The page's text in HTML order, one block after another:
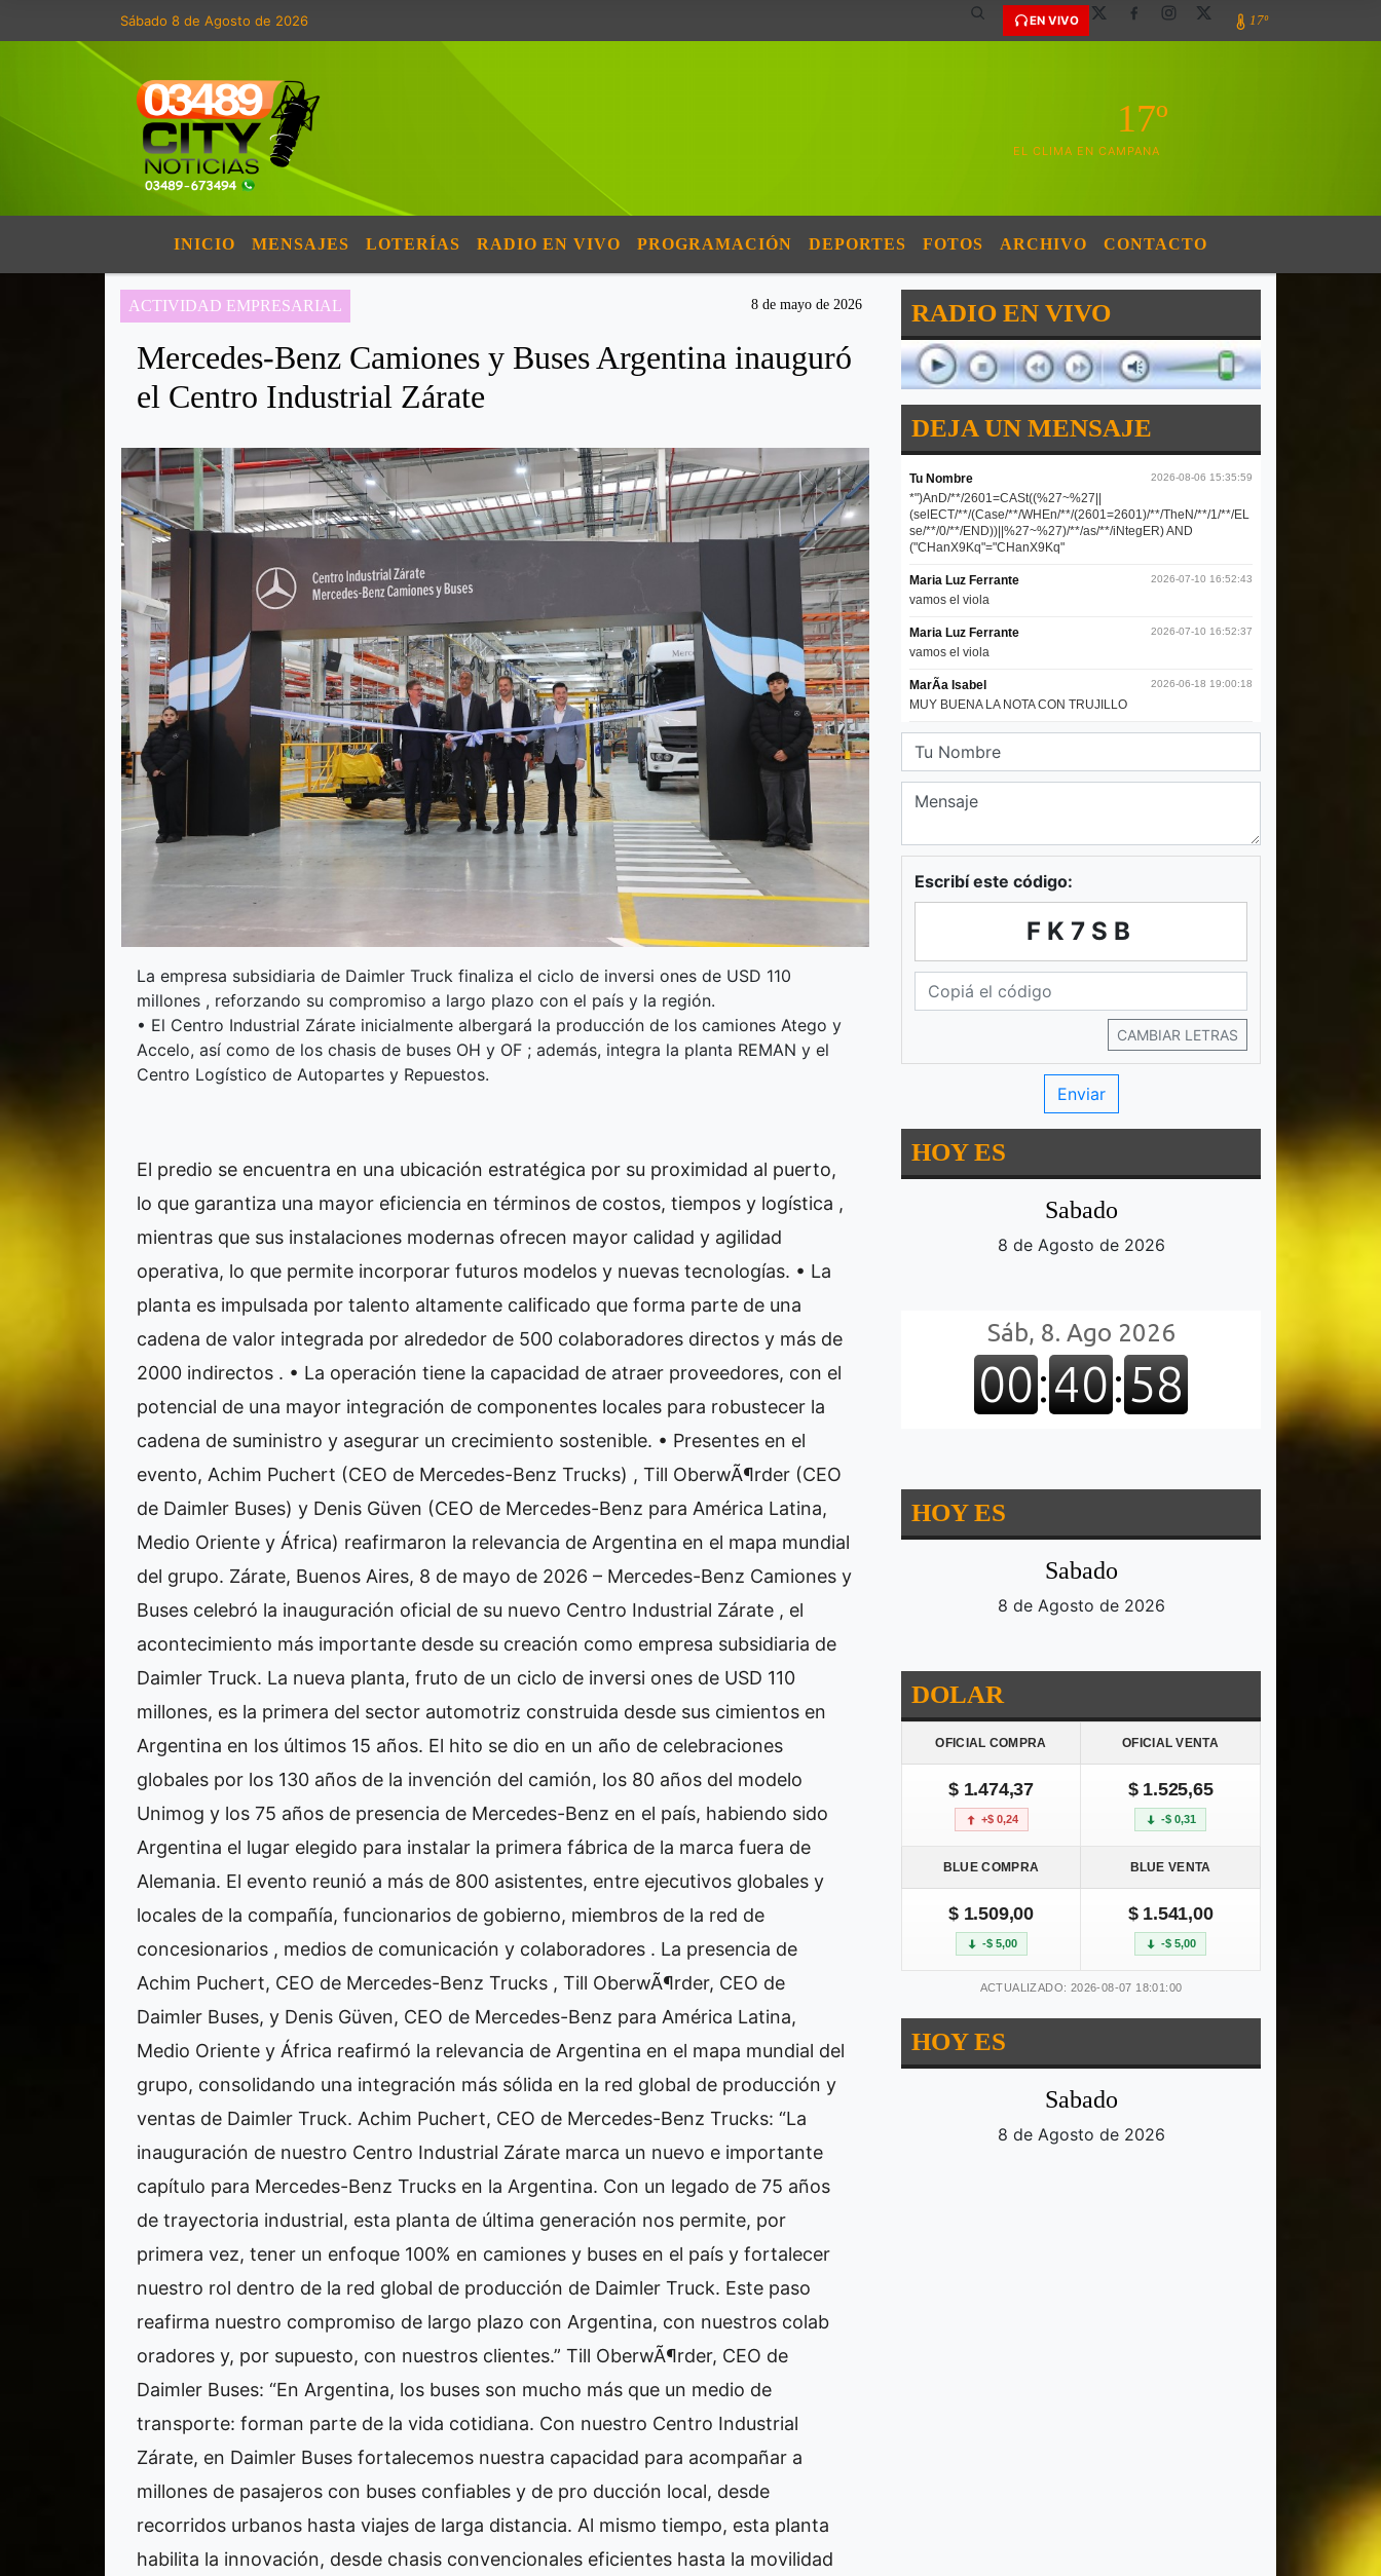
Sábado 8 de Agosto de 2026 EN VIVO 17º
17º
EL CLIMA EN CAMPANA
INICIO MENSAJES LOTERÍAS RADIO EN VIVO PROGRAMACIÓN DEPORTES FOTOS ARCHIVO CONTACTO
ACTIVIDAD EMPRESARIAL 8 de mayo de 2026
Mercedes-Benz Camiones y Buses Argentina inauguró
el Centro Industrial Zárate
La empresa subsidiaria de Daimler Truck finaliza el ciclo de inversi ones de USD 110
millones , reforzando su compromiso a largo plazo con el país y la región.
• El Centro Industrial Zárate inicialmente albergará la producción de los camiones Atego y
Accelo, así como de los chasis de buses OH y OF ; además, integra la planta REMAN y el
Centro Logístico de Autopartes y Repuestos.
El predio se encuentra en una ubicación estratégica por su proximidad al puerto,
lo que garantiza una mayor eficiencia en términos de costos, tiempos y logística ,
mientras que sus instalaciones modernas ofrecen mayor calidad y agilidad
operativa, lo que permite incorporar futuros modelos y nuevas tecnologías. • La
planta es impulsada por talento altamente calificado que forma parte de una
cadena de valor integrada por alrededor de 500 colaboradores directos y más de
2000 indirectos . • La operación tiene la capacidad de atraer proveedores, con el
potencial de una mayor integración de componentes locales para robustecer la
cadena de suministro y asegurar un crecimiento sostenible. • Presentes en el
evento, Achim Puchert (CEO de Mercedes-Benz Trucks) , Till OberwÃ¶rder (CEO
de Daimler Buses) y Denis Güven (CEO de Mercedes-Benz para América Latina,
Medio Oriente y África) reafirmaron la relevancia de Argentina en el mapa mundial
del grupo. Zárate, Buenos Aires, 8 de mayo de 2026 – Mercedes-Benz Camiones y
Buses celebró la inauguración oficial de su nuevo Centro Industrial Zárate , el
acontecimiento más importante desde su creación como empresa subsidiaria de
Daimler Truck. La nueva planta, fruto de un ciclo de inversi ones de USD 110
millones, es la primera del sector automotriz construida desde sus cimientos en
Argentina en los últimos 15 años. El hito se dio en un año de celebraciones
globales por los 130 años de la invención del camión, los 80 años del modelo
Unimog y los 75 años de presencia de Mercedes-Benz en el país, habiendo sido
Argentina el lugar elegido para instalar la primera fábrica de la marca fuera de
Alemania. El evento reunió a más de 800 asistentes, entre ejecutivos globales y
locales de la compañía, funcionarios de gobierno, miembros de la red de
concesionarios , medios de comunicación y colaboradores . La presencia de
Achim Puchert, CEO de Mercedes-Benz Trucks , Till OberwÃ¶rder, CEO de
Daimler Buses, y Denis Güven, CEO de Mercedes-Benz para América Latina,
Medio Oriente y África reafirmó la relevancia de Argentina en el mapa mundial del
grupo, consolidando una integración más sólida en la red global de producción y
ventas de Daimler Truck. Achim Puchert, CEO de Mercedes-Benz Trucks: “La
inauguración de nuestro Centro Industrial Zárate marca un nuevo e importante
capítulo para Mercedes-Benz Trucks en la Argentina. Con un legado de 75 años
de trayectoria industrial, esta planta de última generación nos permite, por
primera vez, tener un enfoque 100% en camiones y buses en el país y fortalecer
nuestro rol dentro de la red global de producción de Daimler Truck. Este paso
reafirma nuestro compromiso de largo plazo con Argentina, con nuestros colab
oradores y, por supuesto, con nuestros clientes.” Till OberwÃ¶rder, CEO de
Daimler Buses: “En Argentina, los buses son mucho más que un medio de
transporte: forman parte de la vida cotidiana. Con nuestro Centro Industrial
Zárate, en Daimler Buses fortalecemos nuestra capacidad para acompañar a
millones de pasajeros con buses confiables y de pro ducción local, desde
recorridos urbanos hasta viajes de larga distancia. Al mismo tiempo, esta planta
habilita la innovación, desde chasis convencionales eficientes hasta la movilidad
RADIO EN VIVO
DEJA UN MENSAJE
Escribí este código:
FK7SB
CAMBIAR LETRAS
HOY ES
Sabado
8 de Agosto de 2026
HOY ES
Sabado
8 de Agosto de 2026
DOLAR
OFICIAL COMPRA OFICIAL VENTA
$ 1.474,37
+$ 0,24
$ 1.525,65
-$ 0,31
BLUE COMPRA BLUE VENTA
$ 1.509,00
-$ 5,00
$ 1.541,00
-$ 5,00
ACTUALIZADO: 2026-08-07 18:01:00
HOY ES
Sabado
8 de Agosto de 2026